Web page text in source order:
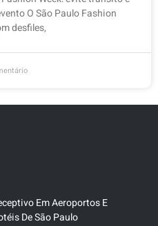
O São Paulo Fashion
desfiles,
Em Aeroportos E
De São Paulo